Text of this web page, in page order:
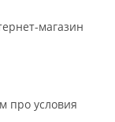
магазин
про условия